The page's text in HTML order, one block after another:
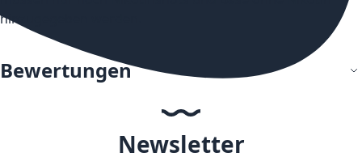
hinzugegeben werden.
Bewertungen
Newsletter